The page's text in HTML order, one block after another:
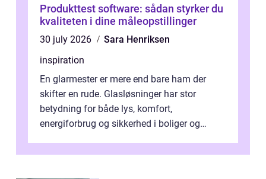
Produkttest software: sådan styrker du
kvaliteten i dine måleopstillinger
30 july 2026
Sara Henriksen
inspiration
En glarmester er mere end bare ham der
skifter en rude. Glasløsninger har stor
betydning for både lys, komfort,
energiforbrug og sikkerhed i boliger og